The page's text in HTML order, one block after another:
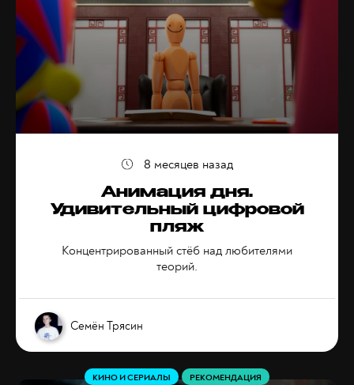
Анимация дня.
Удивительный цифровой
пляж
Концентрированный стёб над любителями
теорий.
Семён Трясин
8 месяцев назад
КИНО И СЕРИАЛЫ РЕКОМЕНДАЦИЯ